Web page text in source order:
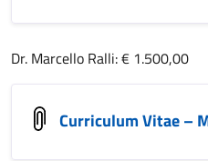
Dr. Marcello Ralli: € 1.500,00
Curriculum Vitae –